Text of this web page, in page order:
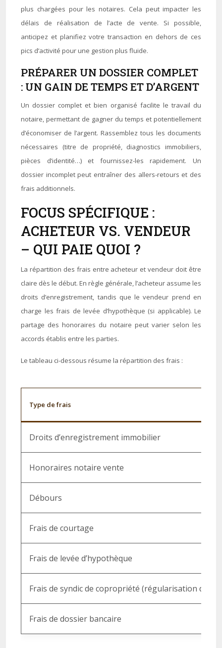
plus chargées pour les notaires. Cela peut impacter les
délais de réalisation de l’acte de vente. Si possible,
anticipez et planifiez votre transaction en dehors de ces
pics d’activité pour une gestion plus fluide.
PRÉPARER UN DOSSIER COMPLET
: UN GAIN DE TEMPS ET D’ARGENT
Un dossier complet et bien organisé facilite le travail du
notaire, permettant de gagner du temps et potentiellement
d’économiser de l’argent. Rassemblez tous les documents
nécessaires (titre de propriété, diagnostics immobiliers,
pièces d’identité…) et fournissez-les rapidement. Un
dossier incomplet peut entraîner des allers-retours et des
frais additionnels.
FOCUS SPÉCIFIQUE :
ACHETEUR VS. VENDEUR
– QUI PAIE QUOI ?
La répartition des frais entre acheteur et vendeur doit être
claire dès le début. En règle générale, l’acheteur assume les
droits d’enregistrement, tandis que le vendeur prend en
charge les frais de levée d’hypothèque (si applicable). Le
partage des honoraires du notaire peut varier selon les
accords établis entre les parties.
Le tableau ci-dessous résume la répartition des frais :
Type de frais
Droits d’enregistrement immobilier
Honoraires notaire vente
Débours
Frais de courtage
Frais de levée d’hypothèque
Frais de syndic de copropriété (régularisation des
Frais de dossier bancaire